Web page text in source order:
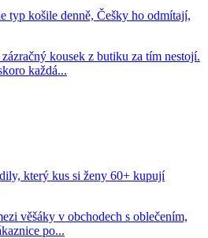
typ košile denně, Češky ho odmítají,
kousek z butiku za tím nestojí.
každá...
který kus si ženy 60+ kupují
věšáky v obchodech s oblečením,
po...